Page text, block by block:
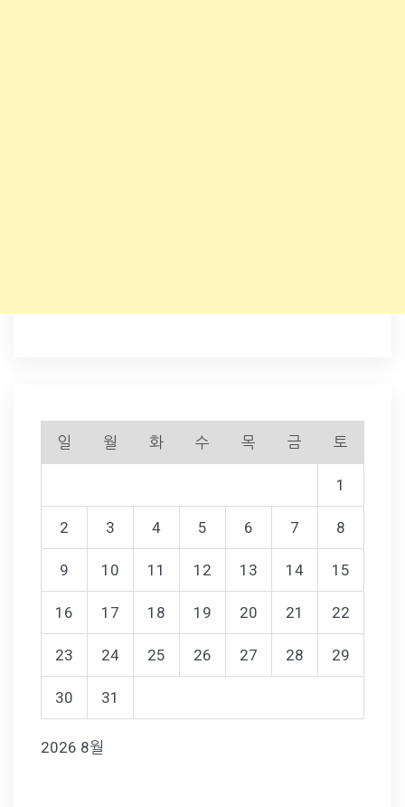
2026 8월
일 월 화 수 목 금 토
1
2 3 4 5 6 7 8
9 10 11 12 13 14 15
16 17 18 19 20 21 22
23 24 25 26 27 28 29
30 31